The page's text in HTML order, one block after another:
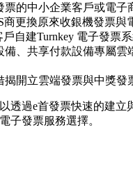
票的中小企業客戶或電子
商更換原來收銀機發票與
自建Turnkey 電子發票系
備、共享付款設備專屬雲
揭開立雲端發票與中獎發
透過e首發票快速的建立
子發票服務選擇。